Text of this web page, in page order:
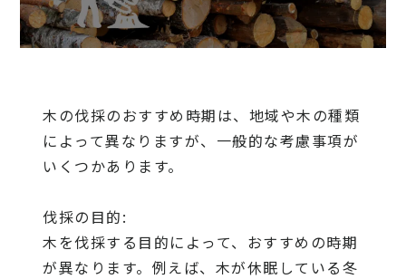
木の伐採のおすすめ時期は、地域や木の種類
によって異なりますが、一般的な考慮事項が
いくつかあります。
伐採の目的:
木を伐採する目的によって、おすすめの時期
が異なります。例えば、木が休眠している冬